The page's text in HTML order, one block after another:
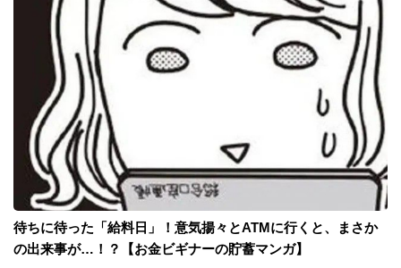
待ちに待った「給料日」！意気揚々とATMに行くと、まさか
の出来事が…！？【お金ビギナーの貯蓄マンガ】